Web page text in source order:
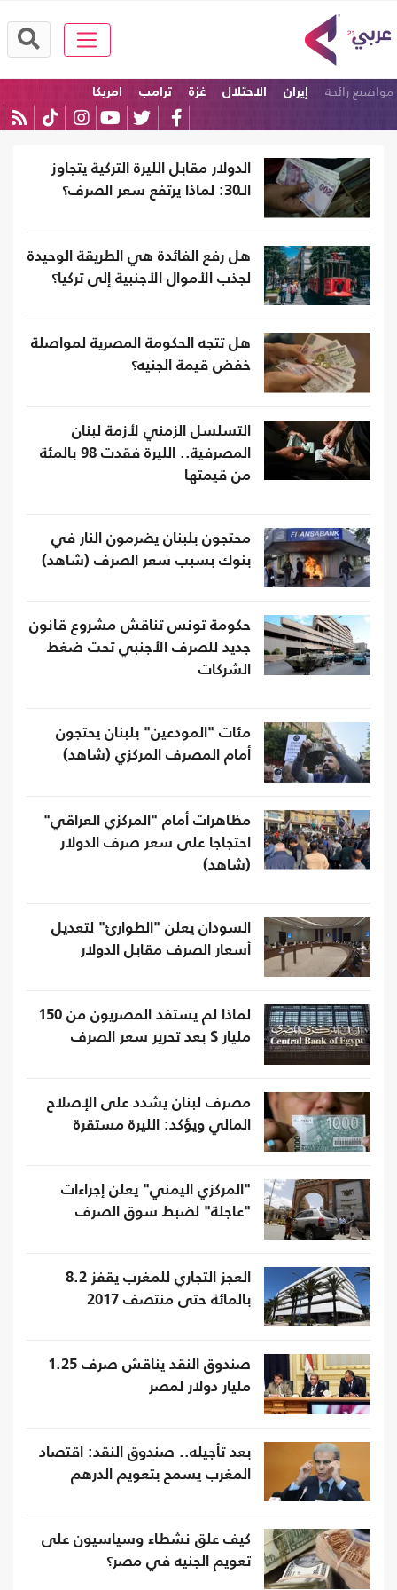
مواضيع رائجة إيران الاحتلال غزة ترامب
امريكا
الدولار مقابل الليرة التركية يتجاوز
الـ30: لماذا يرتفع سعر الصرف؟
هل رفع الفائدة هي الطريقة الوحيدة
لجذب الأموال الأجنبية إلى تركيا؟
هل تتجه الحكومة المصرية لمواصلة
خفض قيمة الجنيه؟
التسلسل الزمني لأزمة لبنان
المصرفية.. الليرة فقدت 98 بالمئة
من قيمتها
محتجون بلبنان يضرمون النار في
بنوك بسبب سعر الصرف (شاهد)
حكومة تونس تناقش مشروع قانون
جديد للصرف الأجنبي تحت ضغط
الشركات
مئات "المودعين" بلبنان يحتجون
أمام المصرف المركزي (شاهد)
مظاهرات أمام "المركزي العراقي"
احتجاجا على سعر صرف الدولار
(شاهد)
السودان يعلن "الطوارئ" لتعديل
أسعار الصرف مقابل الدولار
لماذا لم يستفد المصريون من 150
مليار $ بعد تحرير سعر الصرف
مصرف لبنان يشدد على الإصلاح
المالي ويؤكد: الليرة مستقرة
"المركزي اليمني" يعلن إجراءات
"عاجلة" لضبط سوق الصرف
العجز التجاري للمغرب يقفز 8.2
بالمائة حتى منتصف 2017
صندوق النقد يناقش صرف 1.25
مليار دولار لمصر
بعد تأجيله.. صندوق النقد: اقتصاد
المغرب يسمح بتعويم الدرهم
كيف علق نشطاء وسياسيون على
تعويم الجنيه في مصر؟